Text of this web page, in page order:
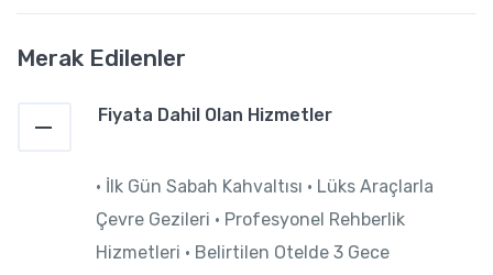
Merak Edilenler
Fiyata Dahil Olan Hizmetler
• İlk Gün Sabah Kahvaltısı • Lüks Araçlarla
Çevre Gezileri • Profesyonel Rehberlik
Hizmetleri • Belirtilen Otelde 3 Gece